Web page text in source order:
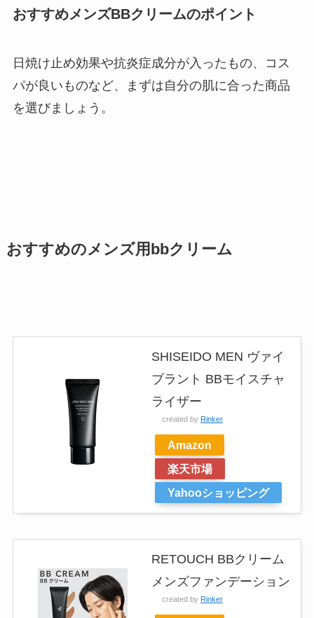
おすすめメンズBBクリームのポイント
日焼け止め効果や抗炎症成分が入ったもの、コス
パが良いものなど、まずは自分の肌に合った商品
を選びましょう。
おすすめのメンズ用bbクリーム
SHISEIDO MEN ヴァイ
ブラント BBモイスチャ
ライザー
created by Rinker
Amazon
楽天市場
Yahooショッピング
RETOUCH BBクリーム
メンズファンデーション
created by Rinker